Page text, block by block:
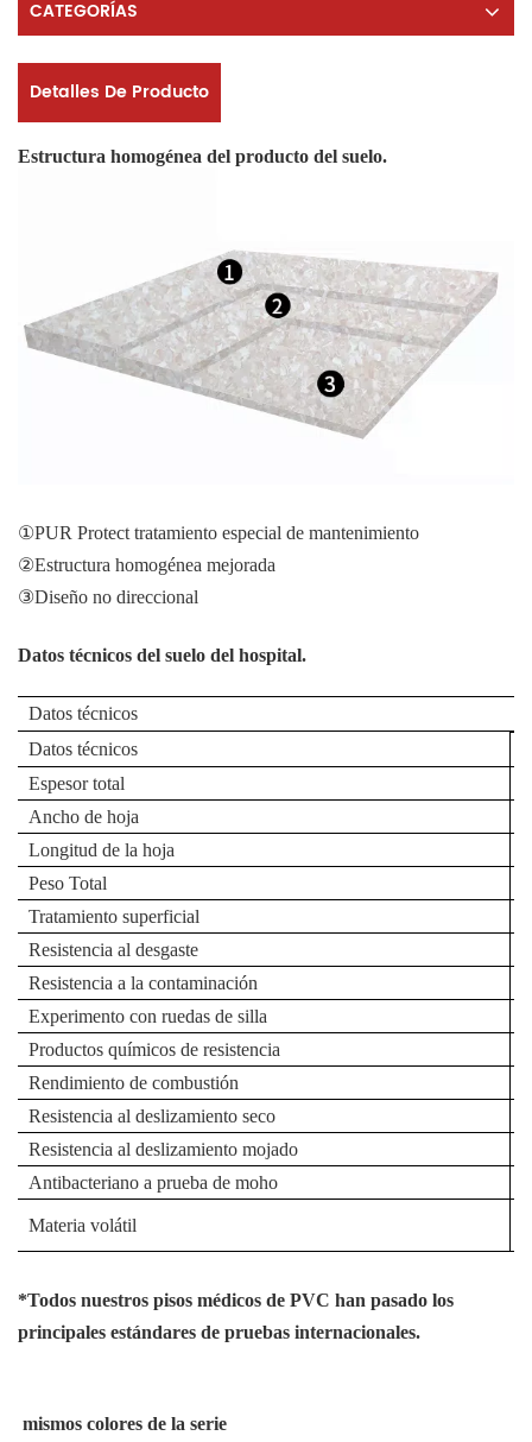
CATEGORÍAS
Detalles De Producto
Estructura homogénea del producto del suelo.
①PUR Protect tratamiento especial de mantenimiento
②Estructura homogénea mejorada
③Diseño no direccional
Datos técnicos del suelo del hospital.
Datos técnicos
Datos técnicos
Espesor total
Ancho de hoja
Longitud de la hoja
Peso Total
Tratamiento superficial
Resistencia al desgaste
Resistencia a la contaminación
Experimento con ruedas de silla
Productos químicos de resistencia
Rendimiento de combustión
Resistencia al deslizamiento seco
Resistencia al deslizamiento mojado
Antibacteriano a prueba de moho
Materia volátil
*Todos nuestros pisos médicos de PVC han pasado los
principales estándares de pruebas internacionales.
mismos colores de la serie